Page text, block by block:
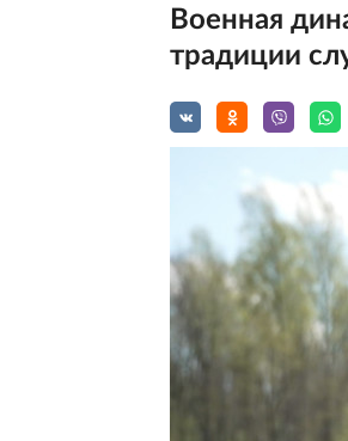
Военная
традиции